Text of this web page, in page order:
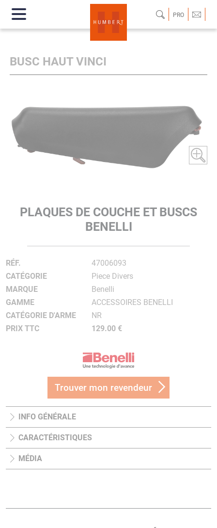
PRO
BUSC HAUT VINCI
PLAQUES DE COUCHE ET BUSCS
BENELLI
RÉF.
47006093
CATÉGORIE
Piece Divers
MARQUE
Benelli
GAMME
ACCESSOIRES BENELLI
CATÉGORIE D'ARME
NR
PRIX TTC
129.00 €
Trouver mon revendeur
INFO GÉNÉRALE
CARACTÉRISTIQUES
MÉDIA